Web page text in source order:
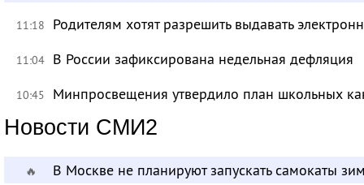
11:18 Родителям хотят разрешить выдавать
11:04 В России зафиксирована недельная дефляция
10:45 Минпросвещения утвердило план школьных
Новости СМИ2
🔥 В Москве не планируют запускать самокаты